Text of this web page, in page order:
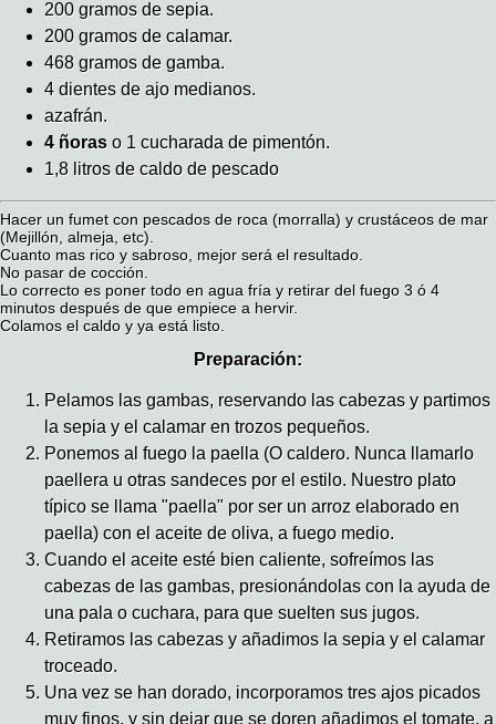
200 gramos de sepia.
200 gramos de calamar.
468 gramos de gamba.
4 dientes de ajo medianos.
azafrán.
4 ñoras o 1 cucharada de pimentón.
1,8 litros de caldo de pescado
Hacer un fumet con pescados de roca (morralla) y crustáceos de mar
(Mejillón, almeja, etc).
Cuanto mas rico y sabroso, mejor será el resultado.
No pasar de cocción.
Lo correcto es poner todo en agua fría y retirar del fuego 3 ó 4
minutos después de que empiece a hervir.
Colamos el caldo y ya está listo.
Preparación:
Pelamos las gambas, reservando las cabezas y partimos
la sepia y el calamar en trozos pequeños.
Ponemos al fuego la paella (O caldero. Nunca llamarlo
paellera u otras sandeces por el estilo. Nuestro plato
típico se llama "paella" por ser un arroz elaborado en
paella) con el aceite de oliva, a fuego medio.
Cuando el aceite esté bien caliente, sofreímos las
cabezas de las gambas, presionándolas con la ayuda de
una pala o cuchara, para que suelten sus jugos.
Retiramos las cabezas y añadimos la sepia y el calamar
troceado.
Una vez se han dorado, incorporamos tres ajos picados
muy finos, y sin dejar que se doren añadimos el tomate, a